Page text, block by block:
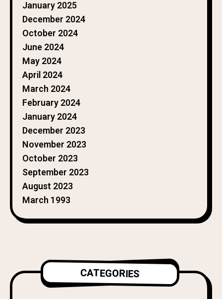
January 2025
December 2024
October 2024
June 2024
May 2024
April 2024
March 2024
February 2024
January 2024
December 2023
November 2023
October 2023
September 2023
August 2023
March 1993
CATEGORIES